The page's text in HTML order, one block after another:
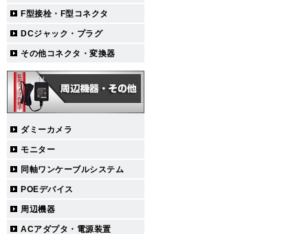
F型接栓・F型コネクタ
DCジャック・プラグ
その他コネクタ・変換器
ダミーカメラ
モニター
同軸ワンケーブルシステム
POEデバイス
周辺機器
ACアダプタ・電源装置